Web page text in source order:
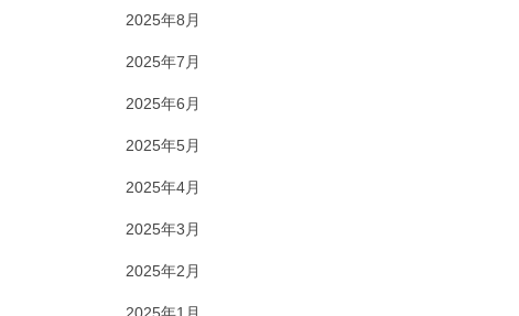
2025年8月
2025年7月
2025年6月
2025年5月
2025年4月
2025年3月
2025年2月
2025年1月